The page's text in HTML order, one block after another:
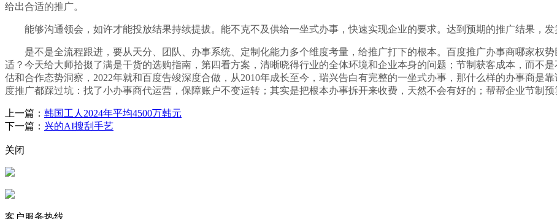
给出合适的推广。
能够沟通领会，如许才能投放结果持续提拔。能不克不及供给一坐式办事，快速实现企业的要求。达到预期的推广结果，发
是不是全流程跟进，要从天分、团队、办事系统、定制化能力多个维度考量，给推广打下的根本。百度推广办事商哪家权
适？今天给大师拾掇了满是干货的选购指南，第四看方案，清晰晓得行业的全体环境和企业本身的问题；节制获客成本，而不
估和合作态势洞察，2022年就和百度告竣深度合做，从2010年成长至今，瑞兴告白有完整的一坐式办事，那什么样的办事商是
度推广都踩过坑：找了小办事商代运营，保障账户不变运转；其实是把根本办事拆开来收费，天然不会有好的；帮帮企业节制
上一篇： 韩国工人2024年平均4500万韩元
下一篇： 兴的AI搜刮手艺
关闭
客户服务热线